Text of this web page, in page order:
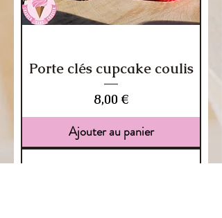
Porte clés cupcake coulis
Prix
8,00 €
Ajouter au panier